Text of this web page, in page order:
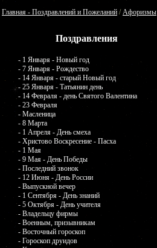
Главная - Поздравлений и Пожеланий /Афоризмы
Поздравления
- 1 Января - Новый год
- 7 Января - Рождество
- 14 Января - старый Новый год
- 25 Января - Татьянин день
- 14 Февраля - день Святого Валентина
- 23 Февраля
- Масленица
- 8 Марта
- 1 Апреля - День смеха
- Христово Воскресение - Пасха
- 1 Мая
- 9 Мая - День Победы
- Последний звонок
- 12 Июня - День России
- Выпускной вечер
- 1 Сентября - День знаний
- 5 Октября - День учителя
- Владельцу фирмы
- Военным, призывникам
- Восточный гороскоп
- Гороскоп друидов